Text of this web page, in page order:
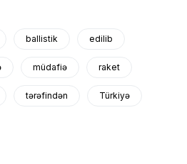
ballistik edilib
müdafiə raket
tərəfindən Türkiyə